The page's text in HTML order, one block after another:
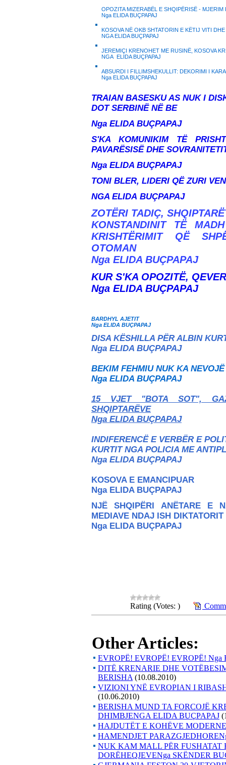
OPOZITA MIZERABËL E SHQIPËRISË - MJERIM
Nga ELIDA BUÇPAPAJ
KOSOVA NË OKB SHTATORIN E KËTIJ VITI
NGA ELIDA BUÇPAPAJ
JEREMIÇI KRENOHET ME RUSINË, KOSOVA
NGA ELIDA BUÇPAPAJ
ABSURDI I FILLIMSHEKULLIT: DEKORIMI I
Nga ELIDA BUÇPAPAJ
TRAIAN BASESKU AS NUK I
DOT SERBINË NË BE
Nga ELIDA BUÇPAPAJ
S'KA KOMUNIKIM TË
PAVARËSISË DHE
Nga ELIDA BUÇPAPAJ
TONI BLER, LIDERI QË ZURI
NGA ELIDA BUÇPAPAJ
ZOTËRI TADIÇ,
KONSTANDINIT TË
KRISHTËRIMIT QË
OTOMAN
Nga ELIDA BUÇPAPAJ
KUR S'KA OPOZITË,
Nga ELIDA BUÇPAPAJ
BARDHYL AJETIT
Nga ELIDA BUÇPAPAJ
DISA KËSHILLA PËR ALBIN
Nga ELIDA BUÇPAPAJ
BEKIM FEHMIU NUK KA
Nga ELIDA BUÇPAPAJ
15 VJET "BOTA SOT",
SHQIPTARËVE
Nga ELIDA BUÇPAPAJ
INDIFERENCË E VERBËR E
KURTIT NGA POLICIA ME
Nga ELIDA BUÇPAPAJ
KOSOVA E EMANCIPUAR
Nga ELIDA BUÇPAPAJ
NJË SHQIPËRI ANËTARE E
MEDIAVE NDAJ ISH
Nga ELIDA BUÇPAPAJ
Rating (Votes: )
Other Articles:
EVROPË! EVROPË! EVROPË! Nga
DITË KRENARIE DHE
BERISHA (10.08.2010)
VIZIONI YNË EVROPIAN I
(10.06.2010)
BERISHA MUND TA FORCOJË
DHIMBJENGA ELIDA BUÇPAPAJ
HAJDUTËT E KOHËVE
HAMENDJET
NUK KAM MALL PËR FUSHATAT
DORËHEQJEVENga SKËNDER